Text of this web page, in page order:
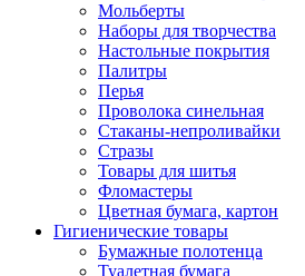
Мольберты
Наборы для творчества
Настольные покрытия
Палитры
Перья
Проволока синельная
Стаканы-непроливайки
Стразы
Товары для шитья
Фломастеры
Цветная бумага, картон
Гигиенические товары
Бумажные полотенца
Туалетная бумага